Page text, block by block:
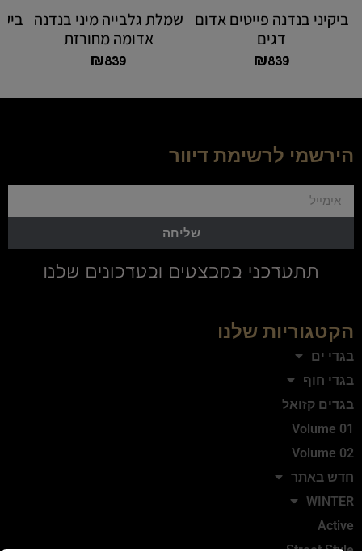
ביקיני בנדנה פייטים אדום
דגים
₪839
שמלת גלבייה מיני בנדנה
אדומה מחורזת
₪839
הירשמי לרשימת דיוור
שליחה
הקטגוריות שלנו
בגדי ים
בגדי חוף
בגדים קזואל
Volume 01
Volume 02
חדש באתר
WINTER
Active